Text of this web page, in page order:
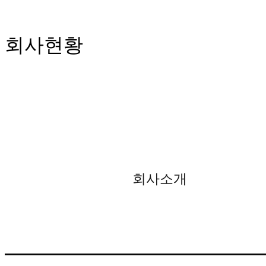
회사현황
회사소개